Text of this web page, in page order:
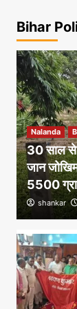
Bihar
Nalanda
30 साल से
जान
5500
shankar